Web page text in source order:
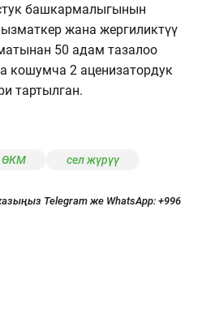
башкармалыгынын
жана жергиликтүү
50 адам тазалоо
кошумча 2 аценизатордук
тартылган.
ӨКМ сел жүрүү
Telegram же WhatsApp: +996